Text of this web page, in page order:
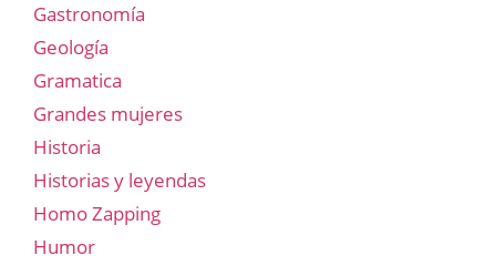
Gastronomía
Geología
Gramatica
Grandes mujeres
Historia
Historias y leyendas
Homo Zapping
Humor